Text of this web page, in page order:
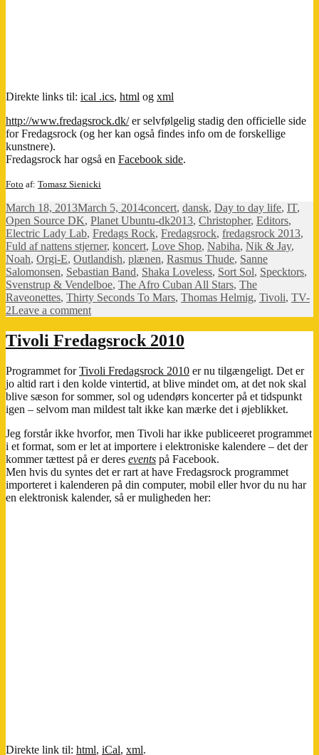
Direkte links til: ical .ics, html og xml
http://www.fredagsrock.dk/er selvfølgelig stadig den officielle side
for Fredagsrock (og her kan også findes info om de forskellige
kunstnere).
Fredagsrock har også en Facebook side.
Foto af: Tomasz Sienicki
Posted
on
March 18, 2013March 5, 2014Categories
concert, dansk, Day to day life, IT,
Open Source DK, Planet Ubuntu-dkTags
2013, Christopher, Editors,
Electric Lady Lab, Fredags Rock, Fredagsrock, fredagsrock 2013,
Fuld af nattens stjerner, koncert, Love Shop, Nabiha, Nik & Jay,
Noah, Orgi-E, Outlandish, plænen, Rasmus Thude, Sanne
Salomonsen, Sebastian Band, Shaka Loveless, Sort Sol, Specktors,
Svenstrup & Vendelboe, The Afro Cuban All Stars, The
Raveonettes, Thirty Seconds To Mars, Thomas Helmig, Tivoli, TV-
2Leave a commenton
Fredagsrock
kalender
Tivoli Fredagsrock 2010
Programmet forTivoli Fredagsrock 2010 er nu tilgængeligt. Det er
jo altid rart i den kolde vintertid, at blive mindet om, at det nok skal
blive sæson for sommer, sol og udendørs koncerter på et tidspunkt
igen – selvom man mildest talt ikke kan mærke det i øjeblikket.
Jeg forstår ikke hvorfor, men Tivoli har ikke publiceeret programmet
i et format, som er let at importere i elektroniske kalendere – det der
kommer tættest på er deres events på Facebook.
Men hvis du syntes det er rart at have Fredagsrock programmet
importeret i kalenderen på din computer, mobil eller hvor du nu har
en elektronisk kalender, så er muligheden her:
Direkte link til: html, iCal, xml.